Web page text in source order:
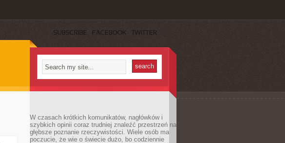
SUBSCRIBE FACEBOOK TWITTER
W czasach krótkich komunikatów, nagłówków i
szybkich opinii coraz trudniej znaleźć przestrzeń na
głębsze poznanie rzeczywistości. Wiele osób ma
poczucie, że wie o świecie dużo, bo codziennie